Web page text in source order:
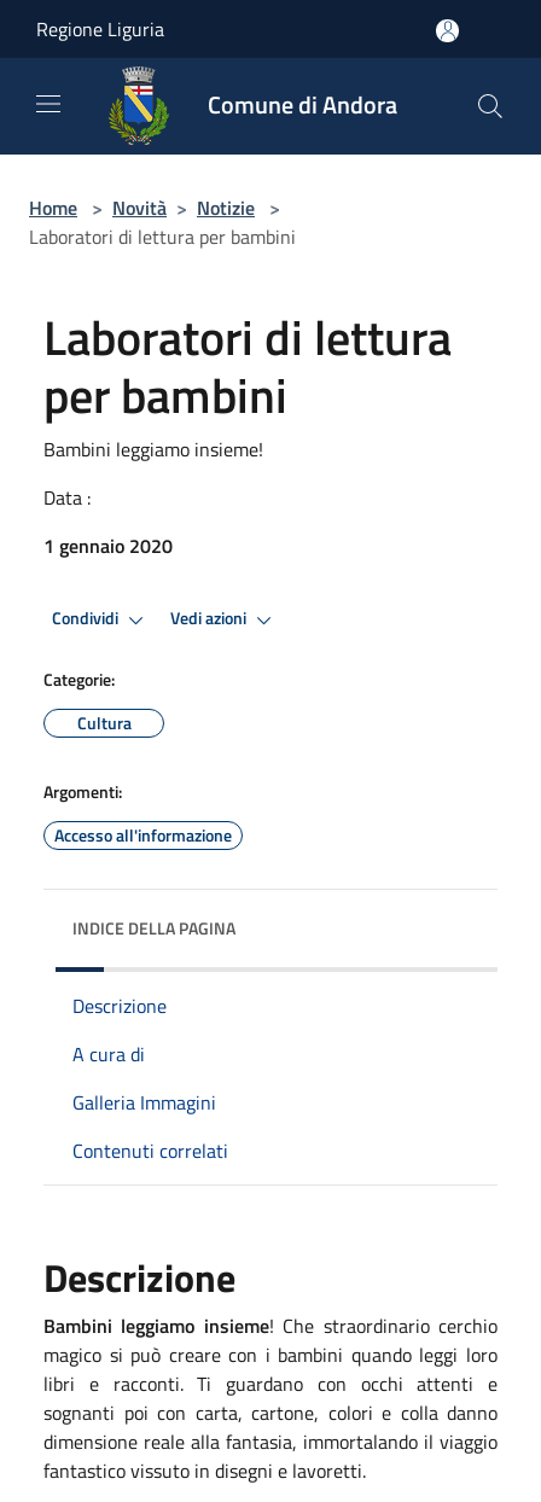
Regione Liguria
Comune di Andora
Home > Novità > Notizie >
Laboratori di lettura per bambini
Laboratori di lettura
per bambini
Bambini leggiamo insieme!
Data :
1 gennaio 2020
Condividi Vedi azioni
Categorie:
Cultura
Argomenti:
Accesso all'informazione
INDICE DELLA PAGINA
Descrizione
A cura di
Galleria Immagini
Contenuti correlati
Descrizione
Bambini leggiamo insieme! Che straordinario cerchio
magico si può creare con i bambini quando leggi loro
libri e racconti. Ti guardano con occhi attenti e
sognanti poi con carta, cartone, colori e colla danno
dimensione reale alla fantasia, immortalando il viaggio
fantastico vissuto in disegni e lavoretti.